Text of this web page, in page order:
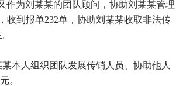
作为刘某某的团队顾问，协助刘某某管理
收到报单232单，协助刘某某收取非法传
本人组织团队发展传销人员、协助他人
。